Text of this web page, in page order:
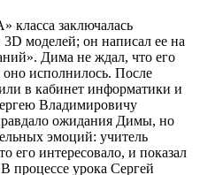
класса заключалась
3D моделей; он написал ее на
Дима не ждал, что его
оно исполнилось. После
в кабинет информатики и
Владимировичу
ожидания Димы, но
эмоций: учитель
его интересовало, и показал
процессе урока Сергей